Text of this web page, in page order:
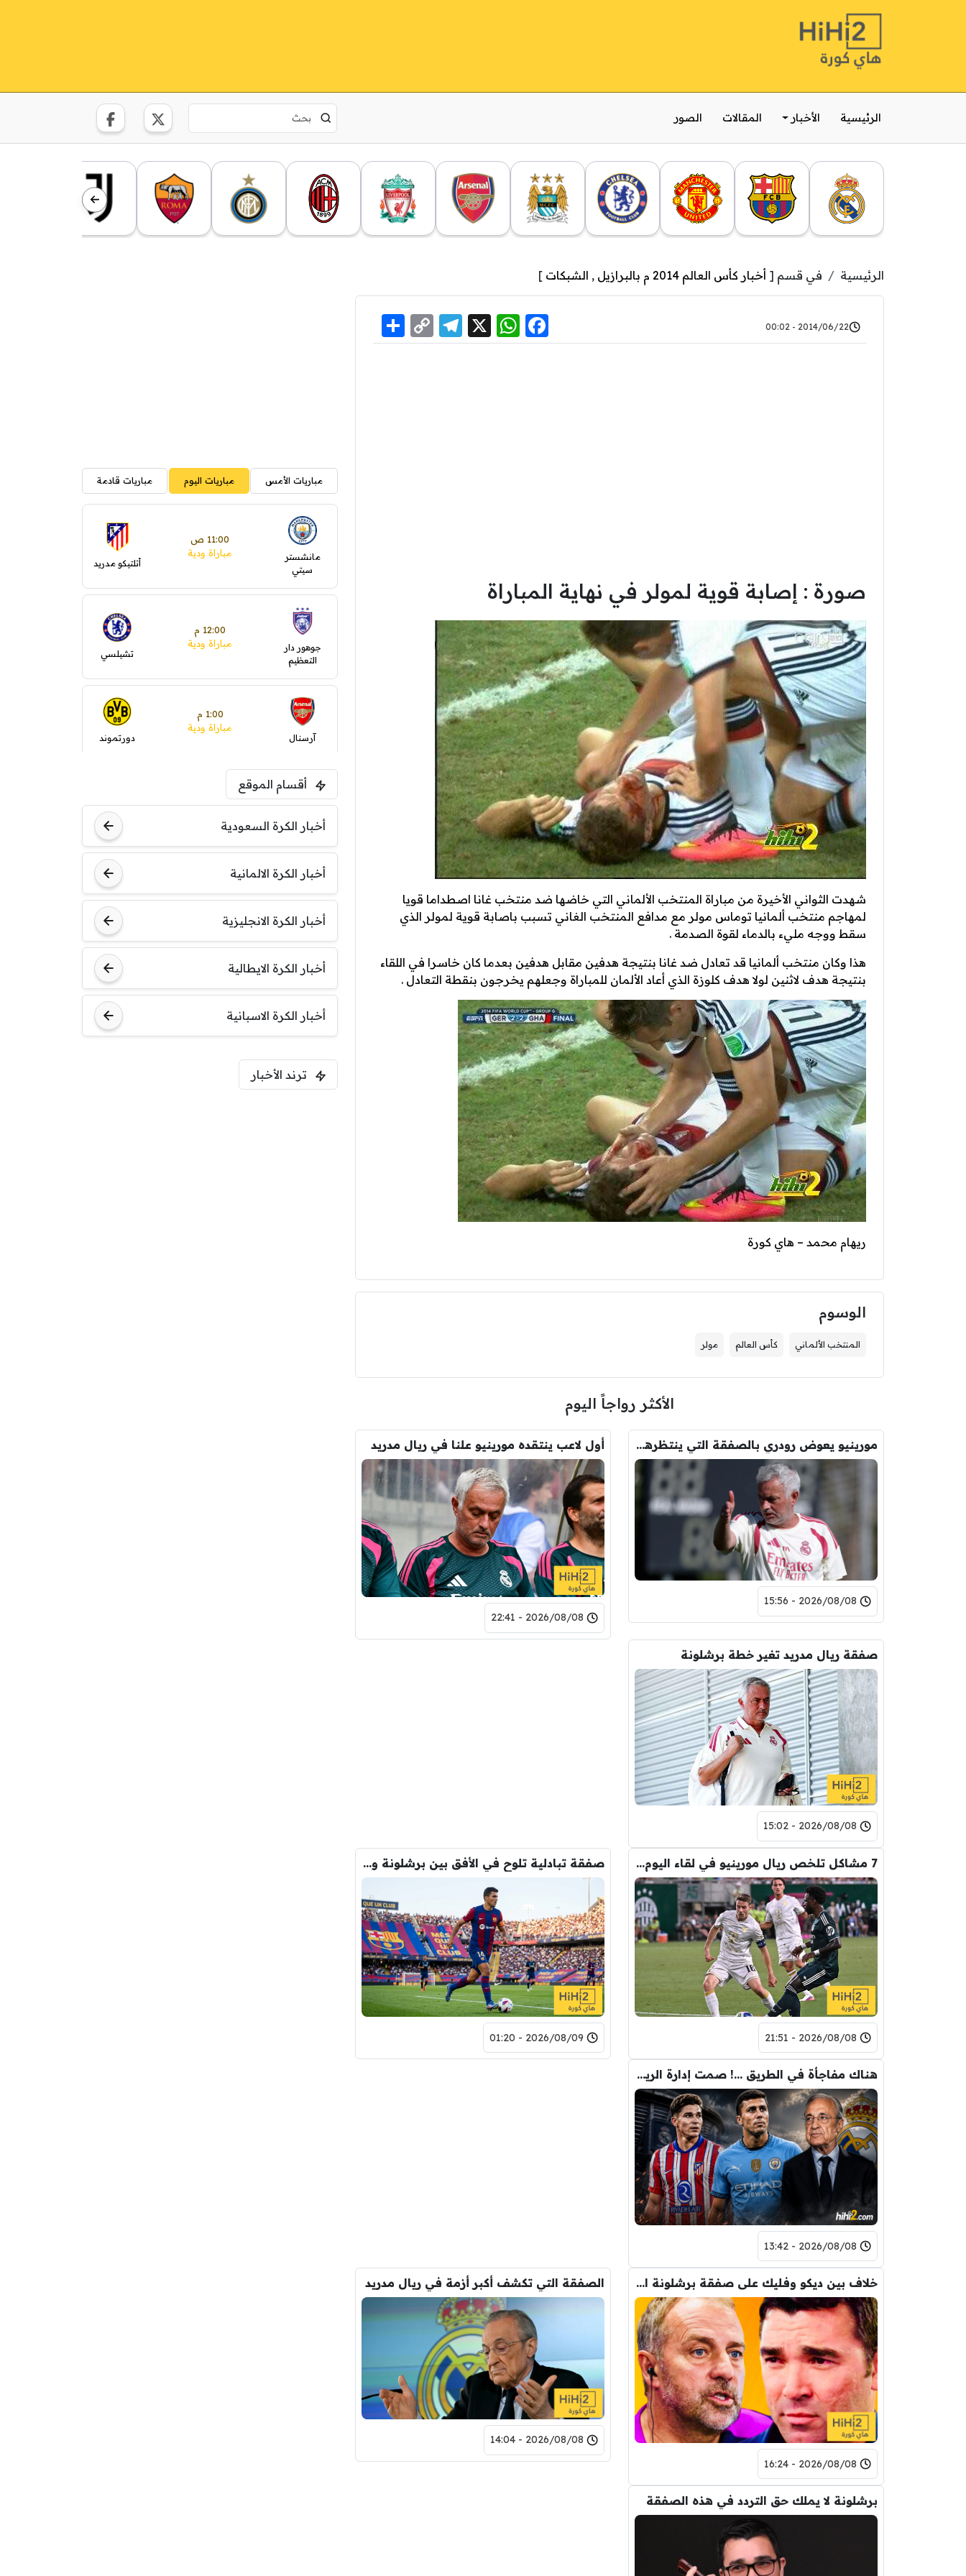
الرئيسية الأخبار المقالات الصور
الرئيسية في قسم [ أخبار كأس العالم 2014 م بالبرازيل , الشبكات ]
2014/06/22 - 00:02
Facebook
WhatsApp
X
Telegram
Copy
Link
صورة : إصابة قوية لمولر في نهاية المباراة
شهدت الثواني الأخيرة من مباراة المنتخب الألماني التي خاضها ضد منتخب غانا اصطداما قويا
لمهاجم منتخب ألمانيا توماس مولر مع مدافع المنتخب الغاني تسبب باصابة قوية لمولر الذي
سقط ووجه مليء بالدماء لقوة الصدمة .
هذا وكان منتخب ألمانيا قد تعادل ضد غانا بنتيجة هدفين مقابل هدفين بعدما كان خاسرا في اللقاء
بنتيجة هدف لاثنين لولا هدف كلوزة الذي أعاد الألمان للمباراة وجعلهم يخرجون بنقطة التعادل .
ريهام محمد – هاي كورة
الوسوم
المنتخب الألماني كأس العالم مولر
الأكثر رواجاً اليوم
مورينيو يعوض رودري بالصفقة التي ينتظرها جمهور الريال
2026/08/08 - 15:56
أول لاعب ينتقده مورينيو علنا في ريال مدريد
2026/08/08 - 22:41
صفقة ريال مدريد تغير خطة برشلونة
2026/08/08 - 15:02
7 مشاكل تلخص ريال مورينيو في لقاء اليوم امام فيرينكفاروش
2026/08/08 - 21:51
صفقة تبادلية تلوح في الأفق بين برشلونة والسيتي لحسم صفقة رودري
2026/08/09 - 01:20
هناك مفاجأة في الطريق …! صمت إدارة الريال ليس من باب الصدفة
2026/08/08 - 13:42
خلاف بين ديكو وفليك على صفقة برشلونة الجديدة
2026/08/08 - 16:24
الصفقة التي تكشف أكبر أزمة في ريال مدريد
2026/08/08 - 14:04
برشلونة لا يملك حق التردد في هذه الصفقة
مباريات الأمس مباريات اليوم مباريات قادمة
مانشستر
سيتي
11:00 ص
مباراة ودية
أتلتيكو مدريد
جوهور دار
التعظيم
12:00 م
مباراة ودية
تشيلسي
آرسنال
1:00 م
مباراة ودية
دورتموند
مباراة ودية
موناكو
أقسام الموقع
أخبار الكرة السعودية
أخبار الكرة الالمانية
أخبار الكرة الانجليزية
أخبار الكرة الايطالية
أخبار الكرة الاسبانية
ترند الأخبار